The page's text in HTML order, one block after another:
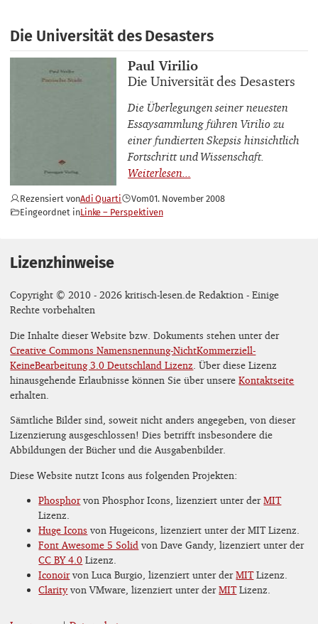
Die Universität des Desasters
Buchautor_innen
Paul Virilio
Buchtitel
Die Universität des Desasters
Die Überlegungen seiner neuesten
Essaysammlung führen Virilio zu
einer fundierten Skepsis hinsichtlich
Fortschritt und Wissenschaft.
Rezensiert vonAdi Quarti Vom01. November 2008
Eingeordnet inLinke – Perspektiven
Lizenzhinweise
Copyright © 2010 - 2026 kritisch-lesen.de Redaktion - Einige
Rechte vorbehalten
Die Inhalte dieser Website bzw. Dokuments stehen unter der
Creative Commons Namensnennung-NichtKommerziell-
KeineBearbeitung 3.0 Deutschland Lizenz . Über diese Lizenz
hinausgehende Erlaubnisse können Sie über unsereKontaktseite
erhalten.
Sämtliche Bilder sind, soweit nicht anders angegeben, von dieser
Lizenzierung ausgeschlossen! Dies betrifft insbesondere die
Abbildungen der Bücher und die Ausgabenbilder.
Diese Website nutzt Icons aus folgenden Projekten:
Phosphorvon Phosphor Icons, lizenziert unter derMIT
Lizenz.
Huge Icons von Hugeicons, lizenziert unter der MIT Lizenz.
Font Awesome 5 Solid von Dave Gandy, lizenziert unter der
CC BY 4.0 Lizenz.
Iconoirvon Luca Burgio, lizenziert unter derMITLizenz.
Clarityvon VMware, lizenziert unter derMITLizenz.